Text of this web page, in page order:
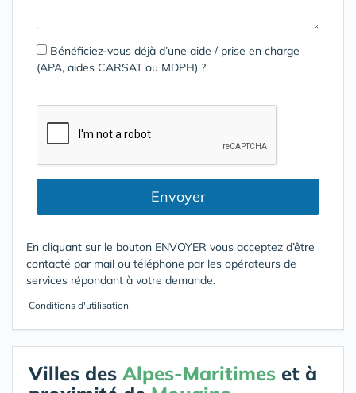
Bénéficiez-vous déjà d’une aide / prise en charge
(APA, aides CARSAT ou MDPH) ?
Envoyer
En cliquant sur le bouton ENVOYER vous acceptez d’être
contacté par mail ou téléphone par les opérateurs de
services répondant à votre demande.
Conditions d'utilisation
Villes des Alpes-Maritimes et à